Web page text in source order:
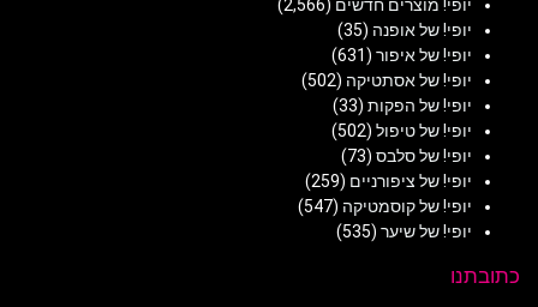
יופי! מוצרים חדשים (2,566)
יופי! של אופנה (35)
יופי! של איפור (631)
יופי! של אסתטיקה (502)
יופי! של הפקות (33)
יופי! של טיפול (502)
יופי! של סלבס (73)
יופי! של ציפורניים (259)
יופי! של קוסמטיקה (547)
יופי! של שיער (535)
כתובתנו